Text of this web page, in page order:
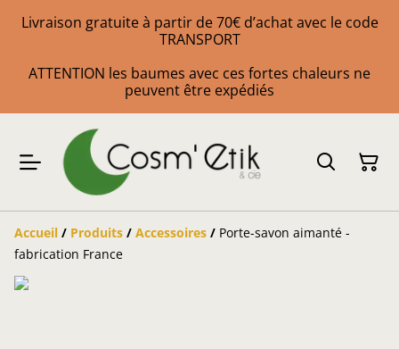
Livraison gratuite à partir de 70€ d’achat avec le code
TRANSPORT
ATTENTION les baumes avec ces fortes chaleurs ne
peuvent être expédiés
Accueil / Produits / Accessoires / Porte-savon aimanté -
fabrication France